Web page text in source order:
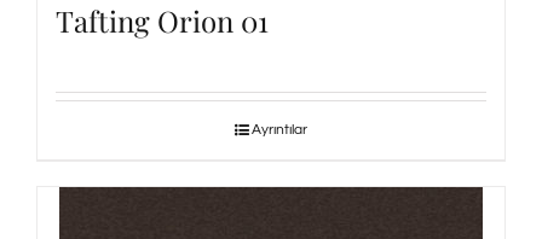
Tafting Orion 01
Ayrıntılar